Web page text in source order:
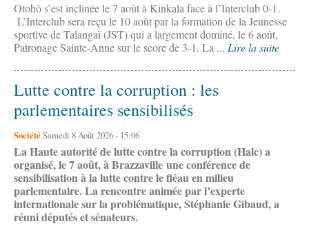
Otohô s’est inclinée le 7 août à Kinkala face à l’Interclub 0-1.
L’Interclub sera reçu le 10 août par la formation de la Jeunesse
sportive de Talangaï (JST) qui a largement dominé, le 6 août,
Patronage Sainte-Anne sur le score de 3-1. La ... Lire la suite
Lutte contre la corruption : les
parlementaires sensibilisés
SociétéSamedi 8 Août 2026 - 15:06
La Haute autorité de lutte contre la corruption (Halc) a
organisé, le 7 août, à Brazzaville une conférence de
sensibilisation à la lutte contre le fléau en milieu
parlementaire. La rencontre animée par l’experte
internationale sur la problématique, Stéphanie Gibaud, a
réuni députés et sénateurs.